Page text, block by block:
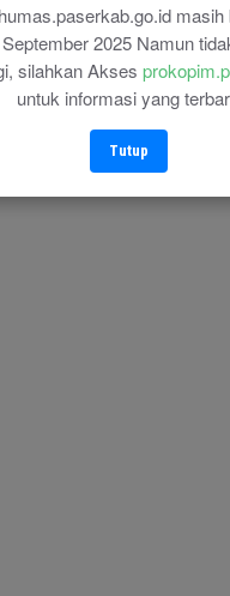
2025 Namun
silahkan Akses
untuk informasi yang
Tutup
Karantina
Resmi